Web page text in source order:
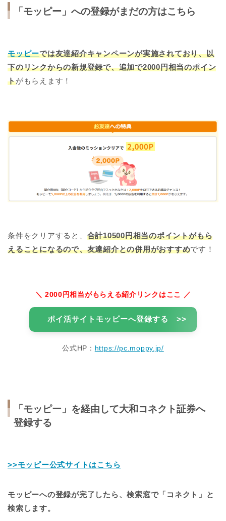
「モッピー」への登録がまだの方はこちら
モッピーでは友達紹介キャンペーンが実施されており、以
下のリンクからの新規登録で、追加で2000円相当のポイン
トがもらえます！
条件をクリアすると、 合計10500円相当のポイントがもら
えることになるので、友達紹介との併用がおすすめです！
＼ 2000円相当がもらえる紹介リンクはここ ／
ポイ活サイトモッピーへ登録する >>
公式HP： https://pc.moppy.jp/
「モッピー」を経由して大和コネクト証券へ
登録する
>>モッピー公式サイトはこちら
モッピーへの登録が完了したら、検索窓で「コネクト」と
検索します。